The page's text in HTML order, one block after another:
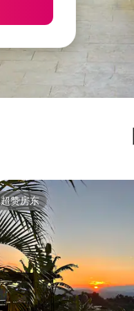
超赞房东
超赞房东